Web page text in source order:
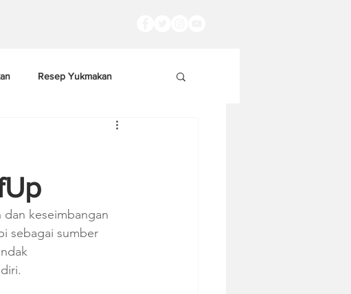
Resep Yukmakan
keseimbangan
sebagai sumber